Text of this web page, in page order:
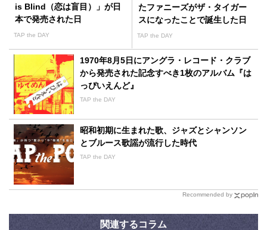
is Blind（恋は盲目）」が日
本で発売された日
TAP the DAY
たファニーズがザ・タイガー
スになったことで誕生した日
本のGS
TAP the DAY
1970年8月5日にアングラ・レコード・クラブ
から発売された記念すべき1枚のアルバム『は
っぴいえんど』
TAP the DAY
昭和初期に生まれた歌、ジャズとシャンソン
とブルース歌謡が流行した時代
TAP the DAY
Recommended by
関連するコラム